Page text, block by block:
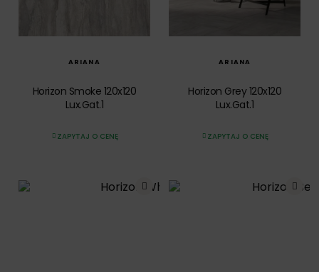
ARIANA
Horizon Smoke 120x120
Lux.Gat.1
ZAPYTAJ O CENĘ
SZYBKI PODGLĄD
ARIANA
Horizon Grey 120x120
Lux.Gat.1
ZAPYTAJ O CENĘ
SZYBKI PODGLĄD